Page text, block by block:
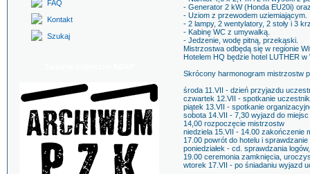
FAQ
Kontakt
Szukaj
- Generator 2 kW (Honda EU20i)
- Uziom z przewodem uziemiającym.
- 2 lampy, 2 wentylatory, 2 stoły i 3
- Kabinę WC z umywalką.
- Jedzenie, wodę pitną, przekąski.
Mistrzostwa odbędą się w regionie
Hotelem HQ będzie hotel LUTHER w
Skrócony harmonogram mistrzostw
środa 11.VII - dzień przyjazdu
czwartek 12.VII - spotkanie
piątek 13.VII - spotkanie
sobota 14.VII - 7,30 wyjazd do
14,00 rozpoczęcie mistrzostw
niedziela 15.VII - 14.00 zakończenie
17.00 powrót do hotelu i sprawdzanie
poniedziałek - cd. sprawdzania logów,
19.00 ceremonia zamknięcia,
wtorek 17.VII - po śniadaniu wyjazd